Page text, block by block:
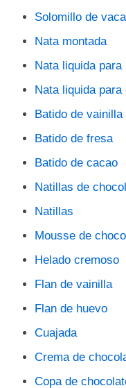
Solomillo de vaca
Nata montada
Nata liquida para
Nata liquida para
Batido de vainilla
Batido de fresa
Batido de cacao
Natillas de
Natillas
Mousse de
Helado cremoso
Flan de vainilla
Flan de huevo
Cuajada
Crema de
Copa de